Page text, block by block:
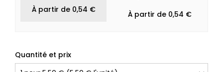
À partir de 0,54 €
À partir de 0,54 €
Quantité et prix